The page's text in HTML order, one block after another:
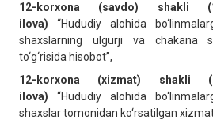
12-korxona (savdo) shakli
ilova) “Hududiy alohida
shaxslarning ulgurji va chakana
to‘g‘risida hisobot”,
12-korxona (xizmat) shakli
ilova) “Hududiy alohida
shaxslar tomonidan ko‘rsatilgan